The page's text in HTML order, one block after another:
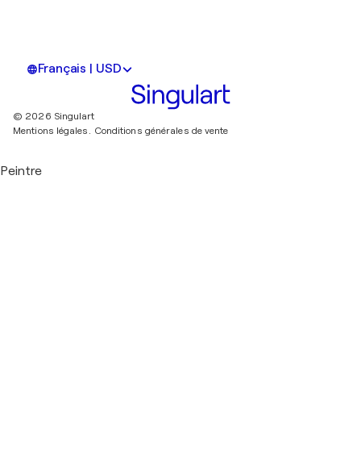
Français | USD
© 2026 Singulart
Mentions légales. Conditions générales de vente
Peintre